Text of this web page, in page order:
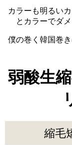
カラーも明るい
とカラーでダ
僕の巻く韓国巻
弱酸生
縮毛